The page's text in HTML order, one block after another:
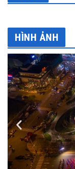
HÌNH ẢNH